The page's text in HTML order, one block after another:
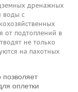
дренажных
воды с
от подтоплений в
не только
на пахотных
оплетки